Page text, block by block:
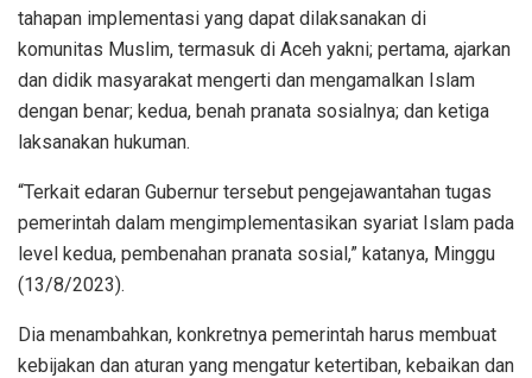
tahapan implementasi yang dapat dilaksanakan di
komunitas Muslim, termasuk di Aceh yakni; pertama, ajarkan
dan didik masyarakat mengerti dan mengamalkan Islam
dengan benar; kedua, benah pranata sosialnya; dan ketiga
laksanakan hukuman.
“Terkait edaran Gubernur tersebut pengejawantahan tugas
pemerintah dalam mengimplementasikan syariat Islam pada
level kedua, pembenahan pranata sosial,” katanya, Minggu
(13/8/2023).
Dia menambahkan, konkretnya pemerintah harus membuat
kebijakan dan aturan yang mengatur ketertiban, kebaikan dan